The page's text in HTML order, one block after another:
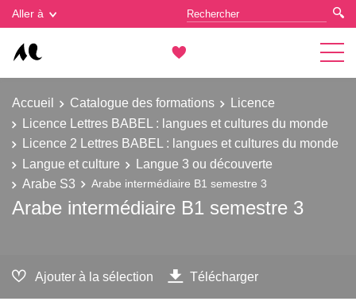
Aller à
Accueil Catalogue des formations
Licence
Licence Lettres BABEL : langues et cultures du monde
Licence 2 Lettres BABEL : langues et cultures du monde
Langue et culture
Langue 3 ou découverte
Arabe S3
Arabe intermédiaire B1 semestre 3
Arabe intermédiaire B1 semestre 3
Ajouter à la sélection Télécharger
Gestion des cookies